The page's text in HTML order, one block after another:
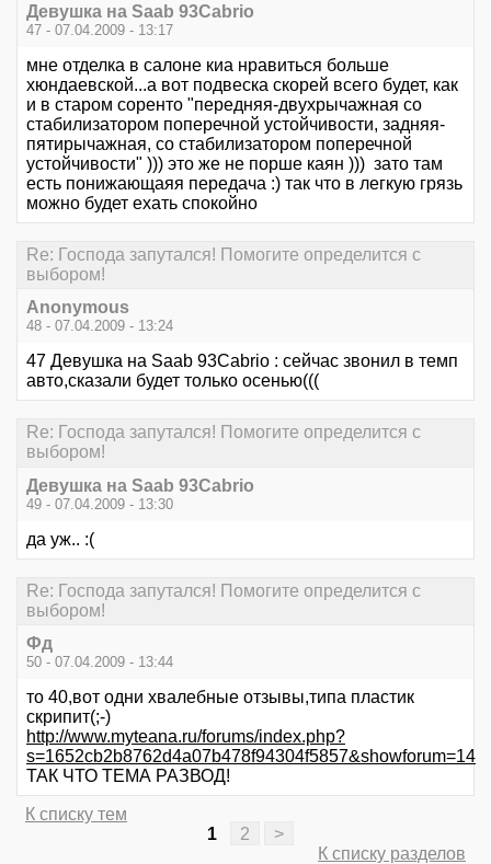
Девушка на Saab 93Cabrio
47 - 07.04.2009 - 13:17
мне отделка в салоне киа нравиться больше
хюндаевской...а вот подвеска скорей всего будет, как
и в старом соренто "передняя-двухрычажная со
стабилизатором поперечной устойчивости, задняя-
пятирычажная, со стабилизатором поперечной
устойчивости" ))) это же не порше каян ))) зато там
есть понижающаяя передача :) так что в легкую грязь
можно будет ехать спокойно
Re: Господа запутался! Помогите определится с
выбором!
Anonymous
48 - 07.04.2009 - 13:24
47 Девушка на Saab 93Cabrio : сейчас звонил в темп
авто,сказали будет только осенью(((
Re: Господа запутался! Помогите определится с
выбором!
Девушка на Saab 93Cabrio
49 - 07.04.2009 - 13:30
да уж.. :(
Re: Господа запутался! Помогите определится с
выбором!
Фд
50 - 07.04.2009 - 13:44
то 40,вот одни хвалебные отзывы,типа пластик
скрипит(;-)
http://www.myteana.ru/forums/index.php?
s=1652cb2b8762d4a07b478f94304f5857&showforum=14
ТАК ЧТО ТЕМА РАЗВОД!
К списку тем
1
2
>
К списку разделов